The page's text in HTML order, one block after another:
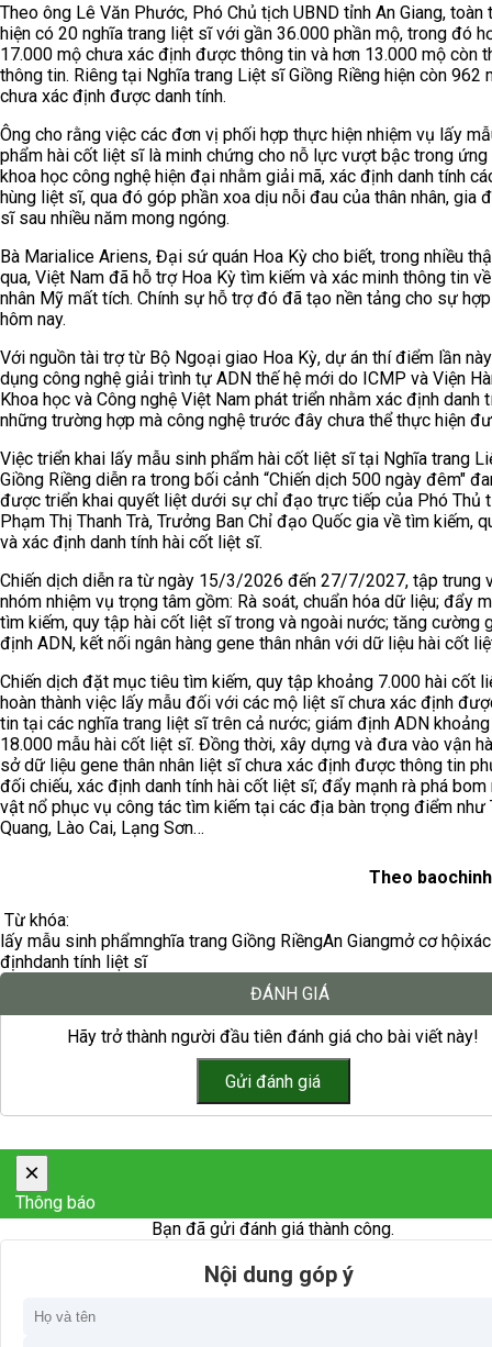
Theo ông Lê Văn Phước, Phó Chủ tịch UBND tỉnh An Giang, toàn
hiện có 20 nghĩa trang liệt sĩ với gần 36.000 phần mộ, trong đó
17.000 mộ chưa xác định được thông tin và hơn 13.000 mộ còn
thông tin. Riêng tại Nghĩa trang Liệt sĩ Giồng Riềng hiện còn 962
chưa xác định được danh tính.
Ông cho rằng việc các đơn vị phối hợp thực hiện nhiệm vụ lấy
phẩm hài cốt liệt sĩ là minh chứng cho nỗ lực vượt bậc trong ứng
khoa học công nghệ hiện đại nhằm giải mã, xác định danh tính
hùng liệt sĩ, qua đó góp phần xoa dịu nỗi đau của thân nhân, gia
sĩ sau nhiều năm mong ngóng.
Bà Marialice Ariens, Đại sứ quán Hoa Kỳ cho biết, trong nhiều
qua, Việt Nam đã hỗ trợ Hoa Kỳ tìm kiếm và xác minh thông tin
nhân Mỹ mất tích. Chính sự hỗ trợ đó đã tạo nền tảng cho sự
hôm nay.
Với nguồn tài trợ từ Bộ Ngoại giao Hoa Kỳ, dự án thí điểm lần
dụng công nghệ giải trình tự ADN thế hệ mới do ICMP và Viện
Khoa học và Công nghệ Việt Nam phát triển nhằm xác định danh
những trường hợp mà công nghệ trước đây chưa thể thực hiện
Việc triển khai lấy mẫu sinh phẩm hài cốt liệt sĩ tại Nghĩa trang
Giồng Riềng diễn ra trong bối cảnh “Chiến dịch 500 ngày đêm"
được triển khai quyết liệt dưới sự chỉ đạo trực tiếp của Phó Thủ
Phạm Thị Thanh Trà, Trưởng Ban Chỉ đạo Quốc gia về tìm kiếm,
và xác định danh tính hài cốt liệt sĩ.
Chiến dịch diễn ra từ ngày 15/3/2026 đến 27/7/2027, tập trung
nhóm nhiệm vụ trọng tâm gồm: Rà soát, chuẩn hóa dữ liệu; đẩy
tìm kiếm, quy tập hài cốt liệt sĩ trong và ngoài nước; tăng cường
định ADN, kết nối ngân hàng gene thân nhân với dữ liệu hài cốt
Chiến dịch đặt mục tiêu tìm kiếm, quy tập khoảng 7.000 hài cốt
hoàn thành việc lấy mẫu đối với các mộ liệt sĩ chưa xác định
tin tại các nghĩa trang liệt sĩ trên cả nước; giám định ADN khoảng
18.000 mẫu hài cốt liệt sĩ. Đồng thời, xây dựng và đưa vào vận
sở dữ liệu gene thân nhân liệt sĩ chưa xác định được thông tin
đối chiếu, xác định danh tính hài cốt liệt sĩ; đẩy mạnh rà phá bom
vật nổ phục vụ công tác tìm kiếm tại các địa bàn trọng điểm như
Quang, Lào Cai, Lạng Sơn…
Theo
Từ khóa:
lấy mẫu sinh phẩmnghĩa trang Giồng RiềngAn Giangmở cơ hộixác
địnhdanh tính liệt sĩ
ĐÁNH GIÁ
Hãy trở thành người đầu tiên đánh giá cho bài viết này!
×
Thông báo
Bạn đã gửi đánh giá thành công.
Nội dung góp ý